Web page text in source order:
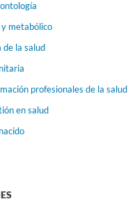
metabólico
de la salud
profesionales de la salud
en salud